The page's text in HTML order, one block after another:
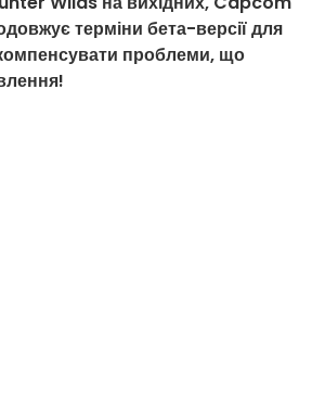
терміни бета-версії для
проблеми, що